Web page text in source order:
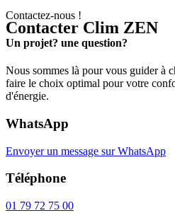
Contacter Clim ZEN
Contactez-nous !
Un projet? une question?
Nous sommes là pour vous guider à
faire le choix optimal pour votre
d'énergie.
WhatsApp
Envoyer un message sur WhatsApp
Téléphone
01 79 72 75 00